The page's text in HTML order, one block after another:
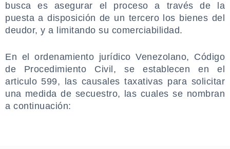
busca es asegurar el proceso a través de la
puesta a disposición de un tercero los bienes del
deudor, y a limitando su comerciabilidad.
En el ordenamiento jurídico Venezolano, Código
de Procedimiento Civil, se establecen en el
articulo 599, las causales taxativas para solicitar
una medida de secuestro, las cuales se nombran
a continuación: